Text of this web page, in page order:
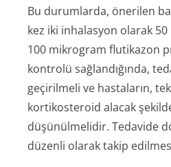
Bu durumlarda, önerilen
kez iki inhalasyon olarak
100 mikrogram flutikazon
kontrolü sağlandığında,
geçirilmeli ve hastaların,
kortikosteroid alacak
düşünülmelidir. Tedavide
düzenli olarak takip